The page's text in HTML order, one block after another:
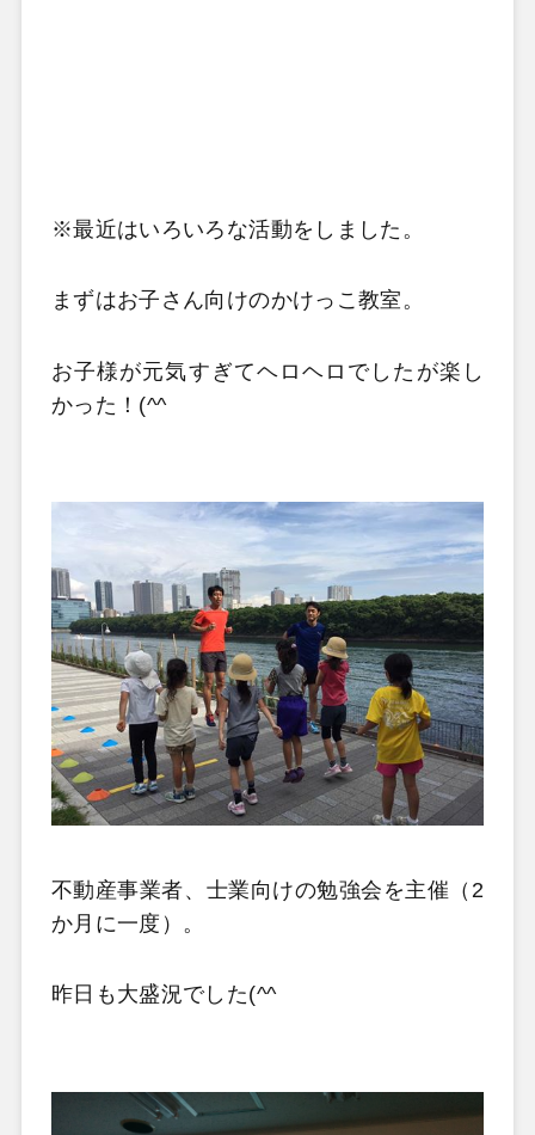
※最近はいろいろな活動をしました。
まずはお子さん向けのかけっこ教室。
お子様が元気すぎてヘロヘロでしたが楽し
かった！(^^
不動産事業者、士業向けの勉強会を主催（2
か月に一度）。
昨日も大盛況でした(^^